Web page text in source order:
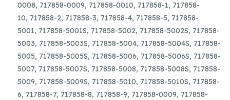
131
GT1749VA
ÚJ
TURBÓ
mennyiség
0008, 717858-0009, 717858-0010, 717858-1, 717858-
10, 717858-2, 717858-3, 717858-4, 717858-5, 717858-
5001, 717858-5001S, 717858-5002, 717858-5002S, 717858-
5003, 717858-5003S, 717858-5004, 717858-5004S, 717858-
5005, 717858-5005S, 717858-5006, 717858-5006S, 717858-
5007, 717858-5007S, 717858-5008, 717858-5008S, 717858-
5009, 717858-5009S, 717858-5010, 717858-5010S, 717858-
6, 717858-7, 717858-8, 717858-9, 717858-0009, 717858-